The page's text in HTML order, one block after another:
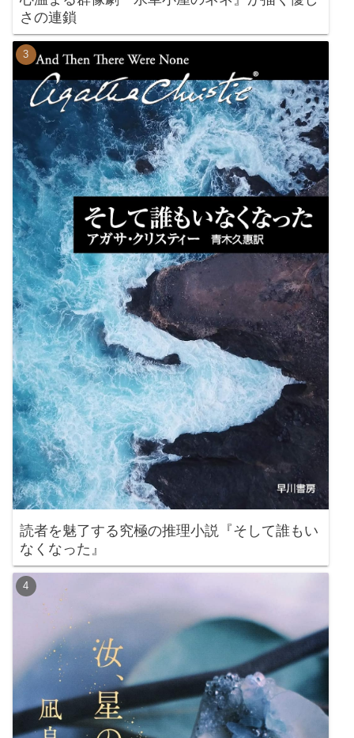
さの連鎖
読者を魅了する究極の推理小説『そして誰もい
なくなった』